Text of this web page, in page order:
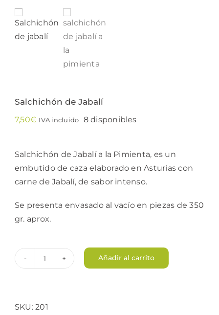
Salchichón de Jabalí
7,50€ IVA incluido 8 disponibles
Salchichón de Jabalí a la Pimienta, es un
embutido de caza elaborado en Asturias con
carne de Jabalí, de sabor intenso.
Se presenta envasado al vacío en piezas de 350
gr. aprox.
Salchichón
cantidad
Añadir al carrito
SKU:201